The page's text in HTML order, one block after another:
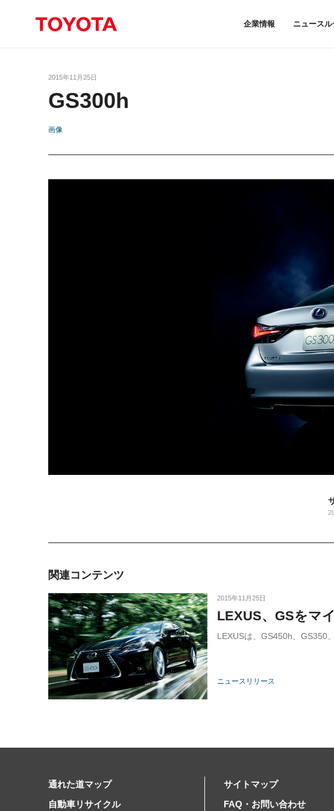
企業情報 ニュースル
2015年11月25日
GS300h
画像
関連コンテンツ
2015年11月25日
LEXUS、GSをマ
LEXUSは、GS450h、GS350
ニュースリリース
通れた道マップ
自動車リサイクル
サイトマップ
FAQ・お問い合わせ